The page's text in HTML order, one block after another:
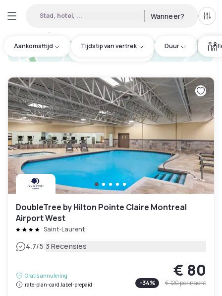
Stad, hotel, ... Wanneer?
Aankomsttijd Tijdstip van vertrek Duur
hotel.cta.view_map
DoubleTree by Hilton Pointe Claire Montreal
Airport West
Saint-Laurent
4.7/5|3 Recensies
Gratis annulering
rate-plan-card.label-prepaid
€ 80
-34% € 120per nacht